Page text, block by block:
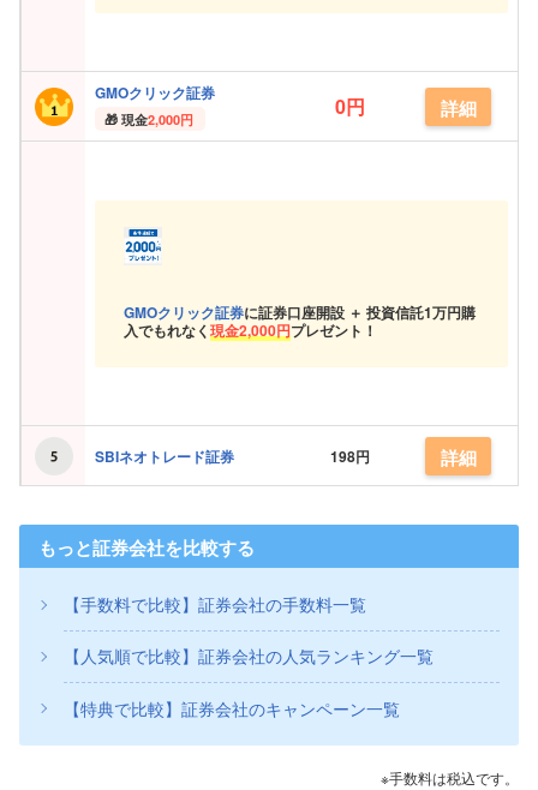
GMOクリック証券
現金2,000円 0円 詳細
GMOクリック証券に証券口座開設 ＋ 投資信託1万円購
入でもれなく現金2,000円プレゼント！
SBIネオトレード証券 198円 詳細
もっと証券会社を比較する
【手数料で比較】証券会社の手数料一覧
【人気順で比較】証券会社の人気ランキング一覧
【特典で比較】証券会社のキャンペーン一覧
※手数料は税込です。